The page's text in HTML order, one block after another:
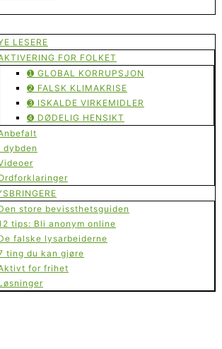
LESERE
FOR FOLKET
➊ GLOBAL KORRUPSJON
➋ FALSK KLIMAKRISE
➌ ISKALDE VIRKEMIDLER
➍ DØDELIG HENSIKT
dybden
store bevissthetsguiden
tips: Bli anonym online
falske lysarbeiderne
ting du kan gjøre
for frihet